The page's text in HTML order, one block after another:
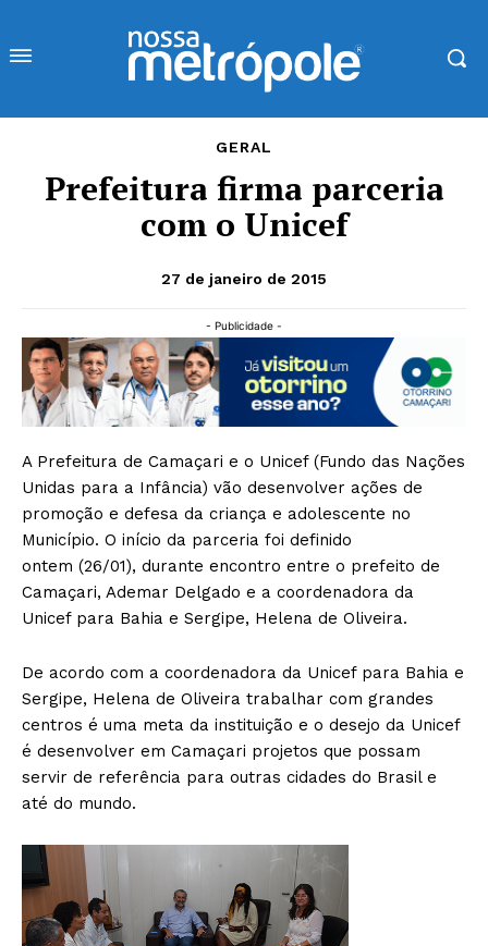
GERAL
Prefeitura firma parceria
com o Unicef
27 de janeiro de 2015
- Publicidade -
A Prefeitura de Camaçari e o Unicef (Fundo das Nações
Unidas para a Infância) vão desenvolver ações de
promoção e defesa da criança e adolescente no
Município. O início da parceria foi definido
ontem (26/01), durante encontro entre o prefeito de
Camaçari, Ademar Delgado e a coordenadora da
Unicef para Bahia e Sergipe, Helena de Oliveira.
De acordo com a coordenadora da Unicef para Bahia e
Sergipe, Helena de Oliveira trabalhar com grandes
centros é uma meta da instituição e o desejo da Unicef
é desenvolver em Camaçari projetos que possam
servir de referência para outras cidades do Brasil e
até do mundo.